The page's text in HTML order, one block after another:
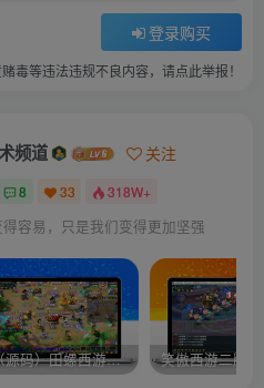
登录购买
毒等违法违规不良内容，请点此举报！
频道 关注
8 33 318W+
容易，只是我们变得更加坚强
–（源码）田螺西游9.0 假人摆摊18门派飞升渡劫化圣助战最新BB谛听…. 笑傲西游二版-